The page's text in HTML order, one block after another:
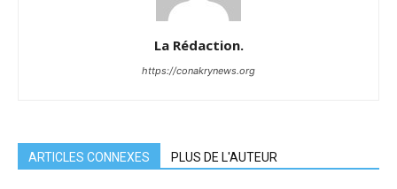
La Rédaction.
https://conakrynews.org
ARTICLES CONNEXES PLUS DE L'AUTEUR